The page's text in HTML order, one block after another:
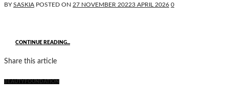
BYSASKIA POSTED ON 27 NOVEMBER 20223 APRIL 2026 0
CONTINUE READING...
Share this article
BEAUTY FOUNDATION